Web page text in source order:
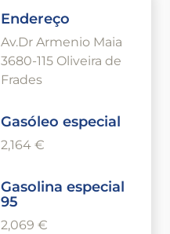
Endereço
Av.Dr Armenio Maia
3680-115 Oliveira de
Frades
Gasóleo especial
2,164 €
Gasolina especial
95
2,069 €